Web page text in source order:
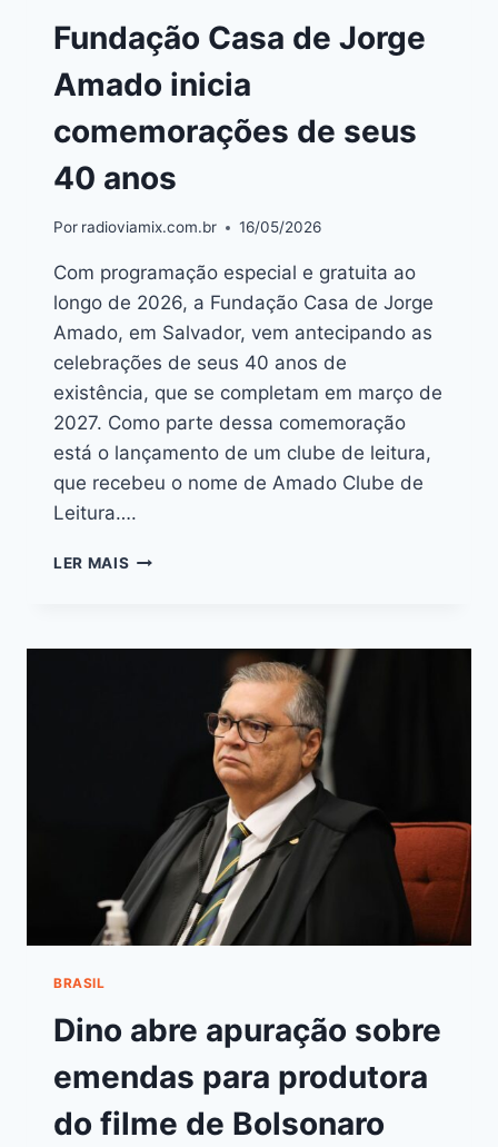
Fundação Casa de Jorge
Amado inicia
comemorações de seus
40 anos
Por radioviamix.com.br 16/05/2026
Com programação especial e gratuita ao
longo de 2026, a Fundação Casa de Jorge
Amado, em Salvador, vem antecipando as
celebrações de seus 40 anos de
existência, que se completam em março de
2027. Como parte dessa comemoração
está o lançamento de um clube de leitura,
que recebeu o nome de Amado Clube de
Leitura….
LER MAIS
BRASIL
Dino abre apuração sobre
emendas para produtora
do filme de Bolsonaro